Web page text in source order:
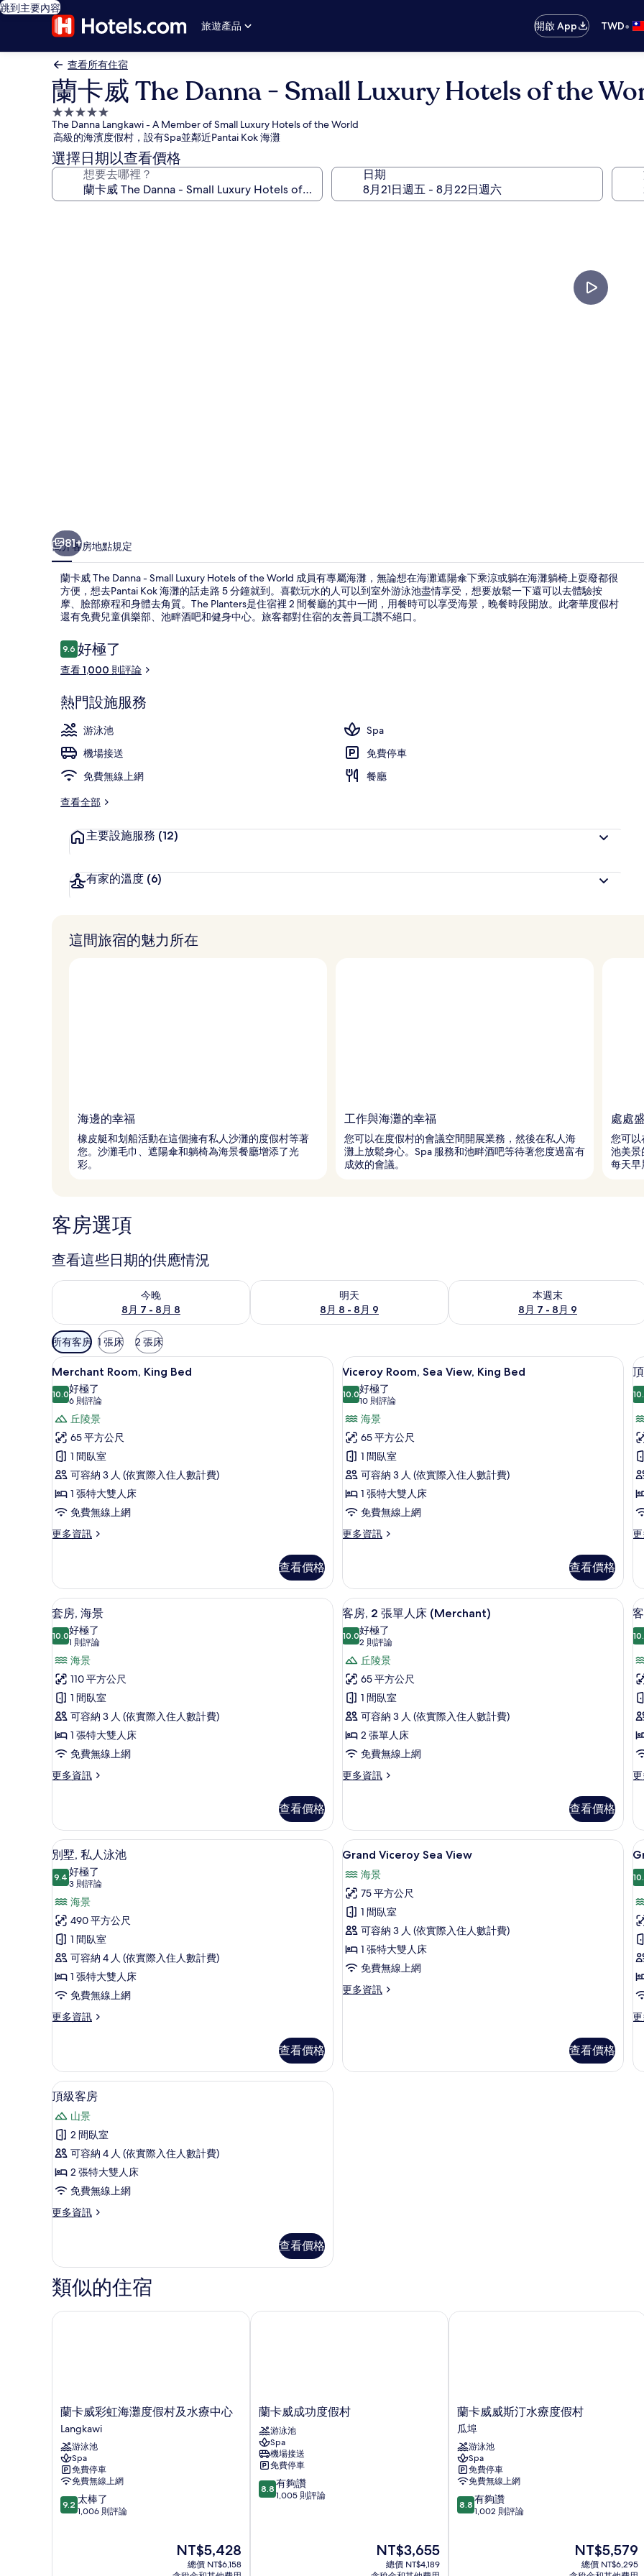
跳到主要內容
旅遊產品
開啟 App TWD•
查看所有住宿
蘭卡威 The Danna - Small Luxury Hotels of the
5.0
星
級
住
宿
The Danna Langkawi - A Member of Small Luxury Hotels of the World
高級的海濱度假村，設有Spa並鄰近Pantai Kok 海灘
選擇日期以查看價格
想要去哪裡？ 日期
相
片
集
81+
簡介客房地點規定
蘭卡威 The Danna - Small Luxury Hotels of the World 成員有專屬海灘，無論想在海灘遮陽傘下乘涼或躺在海灘躺椅上耍廢都很
方便，想去Pantai Kok 海灘的話走路 5 分鐘就到。喜歡玩水的人可以到室外游泳池盡情享受，想要放鬆一下還可以去體驗按
摩、臉部療程和身體去角質。The Planters是住宿裡 2 間餐廳的其中一間，用餐時可以享受海景，晚餐時段開放。此奢華度假村
還有免費兒童俱樂部、池畔酒吧和健身中心。旅客都對住宿的友善員工讚不絕口。
評
論
9.69.6 分，滿分 10 分，
好極了
查看 1,000 則評論
熱門設施服務
游泳池
Spa
機場接送
免費停車
免費無線上網
餐廳
查看全部
主要設施服務 (12)
有家的溫度 (6)
這間旅宿的魅力所在
海邊的幸福
橡皮艇和划船活動在這個擁有私人沙灘的度假村等著
您。沙灘毛巾、遮陽傘和躺椅為海景餐廳增添了光
彩。
工作與海灘的幸福
您可以在度假村的會議空間開展業務，然後在私人海
灘上放鬆身心。Spa 服務和池畔酒吧等待著您度過富有
成效的會議。
處處
您可以
池美景
每天早
客房選項
查看這些日期的供應情況
今晚
8月 7 - 8月 8
查看今晚 (8月 7 - 8月 8) 的供應情況
明天
8月 8 - 8月 9
查看明天 (8月 8 - 8月 9) 的供應情況
本週末
8月 7 - 8月 9
查看本週末 (8月 7 - 8月 9) 的供應情況
可
用
的
客
房
篩
選
條
件
所有客房 1 張床 2 張床
顯
示
Merchant
Room,
King
Bed
的
所
有
片
Merchant Room, King Bed | 高級寢具、羽絨被、迷你吧、客房內保險箱
6
Merchant Room, King Bed
10.010.0 分，滿分 10 分
好極了
6 則評論
(6
則
評
論)
丘陵景
65 平方公尺
1 間臥室
可容納 3 人 (依實際入住人數計費)
1 張特大雙人床
免費無線上網
更多資訊
更
King
Bed
的
情
查看價格
顯
示
Viceroy
Room,
Sea
View,
King
Bed
的
所
有
片
Viceroy Room, Sea View, King Bed |
7
Viceroy Room, Sea View, King Bed
10.010.0 分，滿分 10 分
好極了
10 則評論
(10
則
評
論)
海景
65 平方公尺
1 間臥室
可容納 3 人 (依實際入住人數計費)
1 張特大雙人床
免費無線上網
更多資訊
更
Sea
View,
King
的
情
查看價格
相
更
客
房,
海
景
的
詳
情
顯
示
套
房,
海
景
的
所
有
相
套房, 海景 | 高級寢具、羽絨被、迷你吧、客房內保險箱
9
套房, 海景
10.010.0 分，滿分 10 分
好極了
1 則評論
(1
則
評
論)
海景
110 平方公尺
1 間臥室
可容納 3 人 (依實際入住人數計費)
1 張特大雙人床
免費無線上網
更多資訊
更
海
景
的
詳
情
查看價格
顯
示
客
房,
2
張
單
人
床
(Merchant)
有
相
片
客房, 2 張單人床 (Merchant) | 高級寢
6
客房, 2 張單人床 (Merchant)
10.010.0 分，滿分 10 分
好極了
2 則評論
(2
則
評
論)
丘陵景
65 平方公尺
1 間臥室
可容納 3 人 (依實際入住人數計費)
2 張單人床
免費無線上網
更多資訊
更
2
張
單
床
(Merchant)
的
詳
情
查看價格
顯
有
更
海
景
的
詳
情
顯
示
別
墅,
私
人
泳
池
的
所
片
別墅, 私人泳池 | 高級寢具、羽絨被、迷你吧、客房內保險箱
5
別墅, 私人泳池
9.49.4 分，滿分 10 分
好極了
3 則評論
(3
則
評
論)
海景
490 平方公尺
1 間臥室
可容納 4 人 (依實際入住人數計費)
1 張特大雙人床
免費無線上網
更多資訊
更
私
人
泳
池
的
詳
情
查看價格
顯
Grand
Viceroy
Sea
View
的
所
有
Grand Viceroy Sea View | 高級寢具、
7
Grand Viceroy Sea View
海景
75 平方公尺
1 間臥室
可容納 3 人 (依實際入住人數計費)
1 張特大雙人床
免費無線上網
更多資訊
更
的
查看價格
顯
所
有
更
顯
示
頂
級
客
房
所
相
片
頂級客房 | 高級寢具、羽絨被、迷你吧、客房內保險箱
7
頂級客房
山景
2 間臥室
可容納 4 人 (依實際入住人數計費)
2 張特大雙人床
免費無線上網
更多資訊
更
客
房
的
詳
情
查看價格
類似的住宿
蘭
卡
威
彩
虹
海
灘
度
假
蘭卡威彩虹海灘度假村及水療中心
Langkawi
游泳池
Spa
免費停車
免費無線上網
9.2
分，
9.2 太棒了
1,006 則評論
現
價
NT$5,428
總價 NT$6,158
蘭卡威彩虹海灘度假村及水療中心
蘭
威
成
功
假
村
蘭卡威成功度假村
游泳池
Spa
機場接送
免費停車
8.8
分，
8.8 有夠讚
1,005 則評論
現
價
NT$3,655
總價 NT$4,189
蘭卡威成功度假村
蘭
卡
威
威
斯
汀
水
療
度
蘭卡威威斯汀水療度假村
瓜埠
游泳池
Spa
免費停車
免費無線上網
8.8
分，
8.8 有夠讚
1,002 則評論
現
在
價
NT$5,579
總價 NT$6,295
蘭卡威威斯汀水療度假村